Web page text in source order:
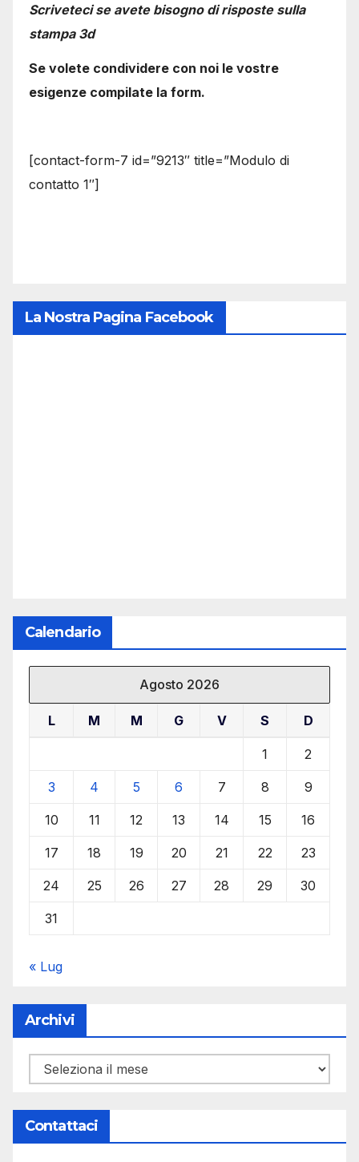
Scriveteci se avete bisogno di risposte sulla
stampa 3d
Se volete condividere con noi le vostre
esigenze compilate la form.
[contact-form-7 id=”9213″ title=”Modulo di
contatto 1″]
La Nostra Pagina Facebook
Calendario
Agosto 2026
L M M G V S D
1 2
3 4 5 6 7 8 9
10 11 12 13 14 15 16
17 18 19 20 21 22 23
24 25 26 27 28 29 30
31
« Lug
Archivi
Archivi
Contattaci